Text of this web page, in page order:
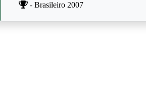
- Brasileiro 2007